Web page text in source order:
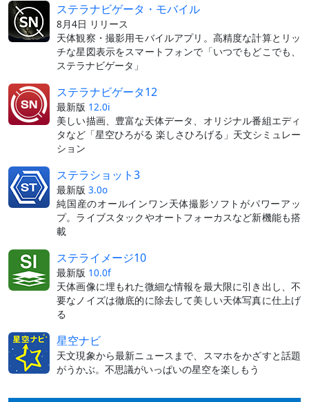
ステラナビゲータ・モバイル
8月4日 リリース
天体観察・撮影用モバイルアプリ。高精度な計算とリッ
チな星図表示をスマートフォンで「いつでもどこでも、
ステラナビゲータ」
ステラナビゲータ12
最新版 12.0i
美しい描画、豊富な天体データ、オリジナル番組エディ
タなど「星空ひろがる 楽しさひろげる」天文シミュレー
ション
ステラショット3
最新版 3.0o
純国産のオールインワン天体撮影ソフトがパワーアッ
プ。ライブスタックやオートフォーカスなど新機能も搭
載
ステライメージ10
最新版 10.0f
天体画像に埋もれた微細な情報を最大限に引き出し、不
要なノイズは徹底的に除去して美しい天体写真に仕上げ
る
星空ナビ
天文現象から最新ニュースまで、スマホをかざすと話題
がうかぶ。不思議がいっぱいの星空を楽しもう